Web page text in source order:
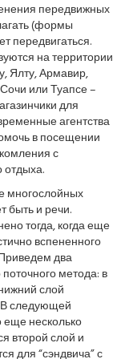
передвижных
(формы
передвигаться.
на территории
Ялту, Армавир,
или Туапсе –
для
агентства
в посещении
с
отдыха.
многослойных
быть и речи.
тогда, когда еще
вспененного
два
метода: в
слой
В следующей
еще несколько
второй слой и
для “сэндвича” с